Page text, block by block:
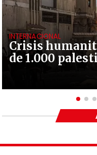
Crisis
de 1.000
INTERNACIONAL